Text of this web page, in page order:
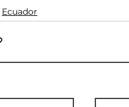
Ecuador